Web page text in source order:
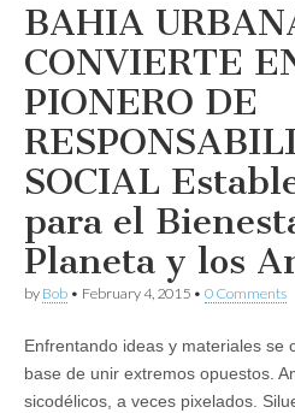
BAHIA
CONVIERTE
PIONERO DE
SOCIAL
para el
Planeta y los
by Bob • February 4, 2015 • 0 Comments
Enfrentando ideas y materiales se
base de unir extremos opuestos.
sicodélicos, a veces pixelados.